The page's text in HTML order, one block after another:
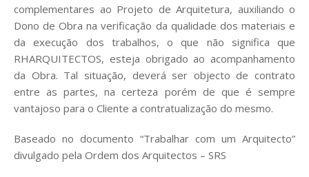
complementares ao Projeto de Arquitetura, auxiliando o
Dono de Obra na verificação da qualidade dos materiais e
da execução dos trabalhos, o que não significa que
RHARQUITECTOS, esteja obrigado ao acompanhamento
da Obra. Tal situação, deverá ser objecto de contrato
entre as partes, na certeza porém de que é sempre
vantajoso para o Cliente a contratualização do mesmo.
Baseado no documento “Trabalhar com um Arquitecto”
divulgado pela Ordem dos Arquitectos – SRS